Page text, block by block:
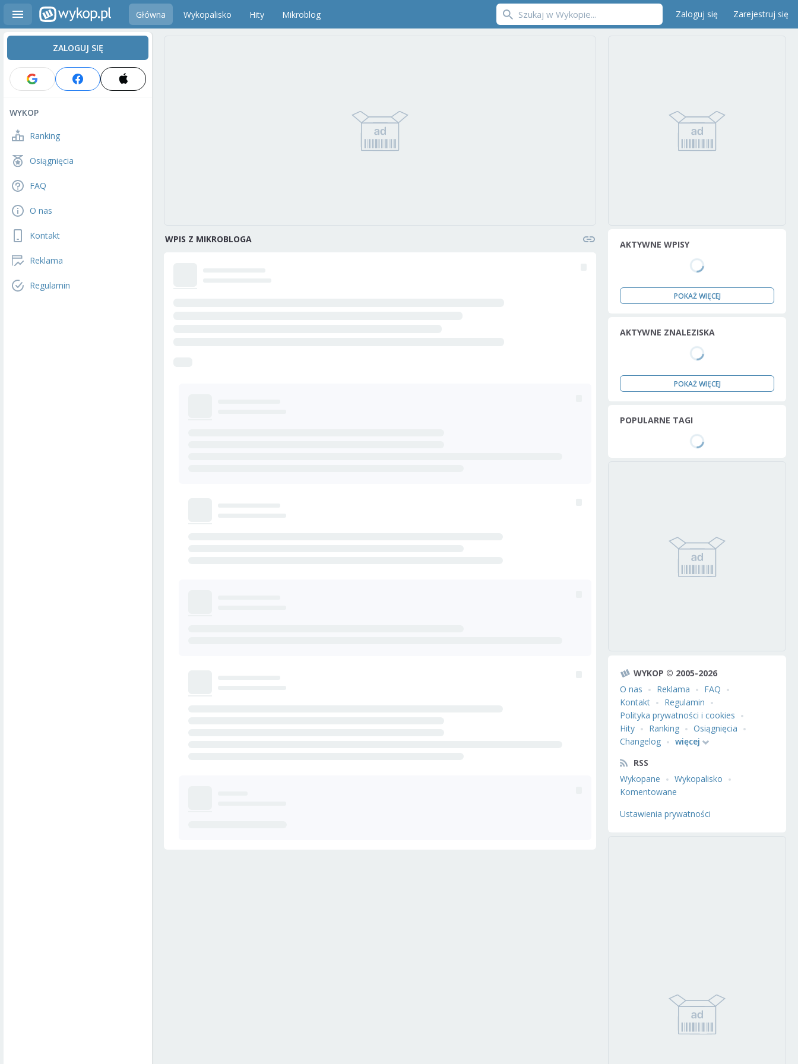
Główna Wykopalisko Hity Mikroblog Zaloguj się Zarejestruj się
ZALOGUJ SIĘ
WYKOP
Ranking
Osiągnięcia
FAQ
O nas
Kontakt
Reklama
Regulamin
WPIS Z MIKROBLOGA AKTYWNE WPISY
POKAŻ WIĘCEJ
AKTYWNE ZNALEZISKA
POKAŻ WIĘCEJ
POPULARNE TAGI
WYKOP © 2005-2026
O nas
Reklama
FAQ
Kontakt
Regulamin
Polityka prywatności i cookies
Hity
Ranking
Osiągnięcia
Changelog
więcej
RSS
Wykopane
Wykopalisko
Komentowane
Ustawienia prywatności